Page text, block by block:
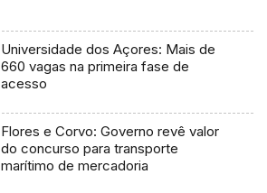
Universidade dos Açores: Mais de
660 vagas na primeira fase de
acesso
Flores e Corvo: Governo revê valor
do concurso para transporte
marítimo de mercadoria